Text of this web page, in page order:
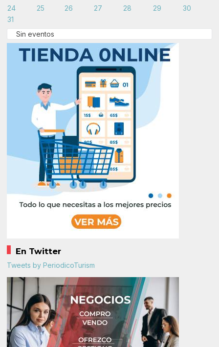
24
25 26 27 28 29
30
31
Sin eventos
En Twitter
Tweets by PeriodicoTurism